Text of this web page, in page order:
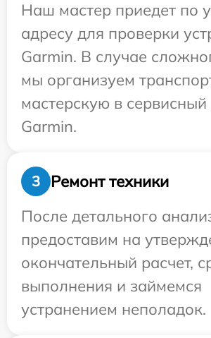
Наш мастер приедет по
адресу для проверки
Garmin. В случае
мы организуем
мастерскую в сервисный
Garmin.
3
Ремонт техники
После детального
предоставим на
окончательный расчет,
выполнения и займемся
устранением неполадок.